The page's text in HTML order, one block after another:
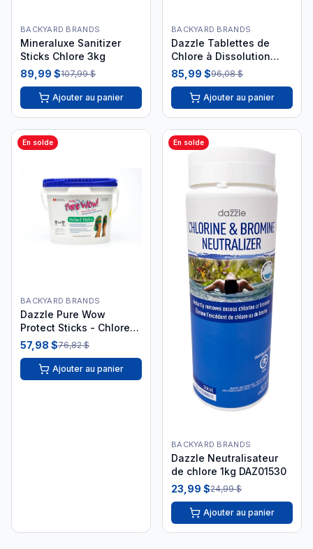
BACKYARD BRANDS
Mineraluxe Sanitizer
Sticks Chlore 3kg
89,99 $107,99 $
Ajouter au panier
BACKYARD BRANDS
Dazzle Tablettes de
Chlore à Dissolution
Lente 2,5 kg DAZ08202
85,99 $96,08 $
Ajouter au panier
En solde
BACKYARD BRANDS
Dazzle Pure Wow
Protect Sticks - Chlore
250g
57,98 $76,82 $
Ajouter au panier
En solde
BACKYARD BRANDS
Dazzle Neutralisateur
de chlore 1kg DAZ01530
23,99 $24,99 $
Ajouter au panier